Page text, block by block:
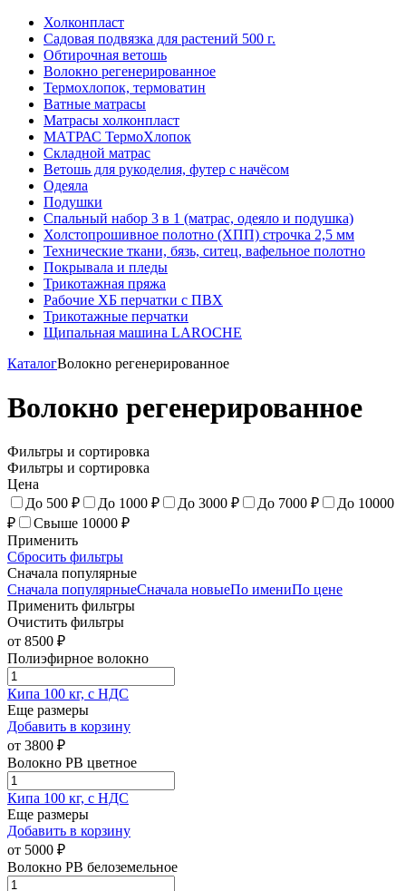
Холконпласт
Садовая подвязка для растений 500 г.
Обтирочная ветошь
Волокно регенерированное
Термохлопок, термоватин
Ватные матрасы
Матрасы холконпласт
МАТРАС ТермоХлопок
Складной матрас
Ветошь для рукоделия, футер с начёсом
Одеяла
Подушки
Спальный набор 3 в 1 (матрас, одеяло и подушка)
Холстопрошивное полотно (ХПП) строчка 2,5 мм
Технические ткани, бязь, ситец, вафельное полотно
Покрывала и пледы
Трикотажная пряжа
Рабочие ХБ перчатки с ПВХ
Трикотажные перчатки
Щипальная машина LAROCHE
КаталогВолокно регенерированное
Волокно регенерированное
Фильтры и сортировка
Фильтры и сортировка
Цена
До 500 ₽
До 1000 ₽ До 3000 ₽ До 7000 ₽
До 10000
₽
Свыше 10000 ₽
Применить
Сбросить фильтры
Сначала популярные
Сначала популярныеСначала новыеПо имениПо цене
Применить фильтры
Очистить фильтры
от 8500 ₽
Полиэфирное волокно
Кипа 100 кг, с НДС
Еще размеры
Добавить в корзину
от 3800 ₽
Волокно РВ цветное
Кипа 100 кг, с НДС
Еще размеры
Добавить в корзину
от 5000 ₽
Волокно РВ белоземельное